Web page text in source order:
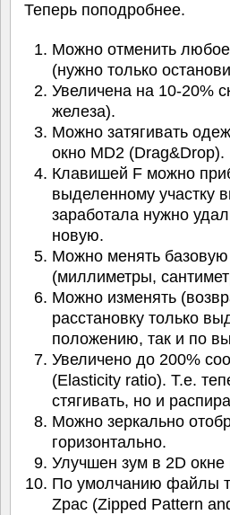
Теперь поподробнее.
Можно отменить
(нужно только
Увеличена на 10-20%
железа).
Можно затягивать
окно MD2 (Drag&Drop).
Клавишей F можно
выделенному участку
заработала нужно
новую.
Можно менять
(миллиметры,
Можно изменять
расстановку только
положению, так и по
Увеличено до 200%
(Elasticity ratio). Т.е.
стягивать, но и
Можно зеркально
горизонтально.
Улучшен зум в 2D окне
По умолчанию файлы
Zpac (Zipped Pattern